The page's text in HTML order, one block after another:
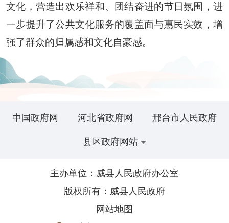
文化，营造出欢乐祥和、团结奋进的节日氛围，进
一步提升了公共文化服务的覆盖面与惠民实效，增
强了群众的归属感和文化自豪感。
中国政府网 河北省政府网 邢台市人民政府
县区政府网站
主办单位：威县人民政府办公室
版权所有：威县人民政府
网站地图